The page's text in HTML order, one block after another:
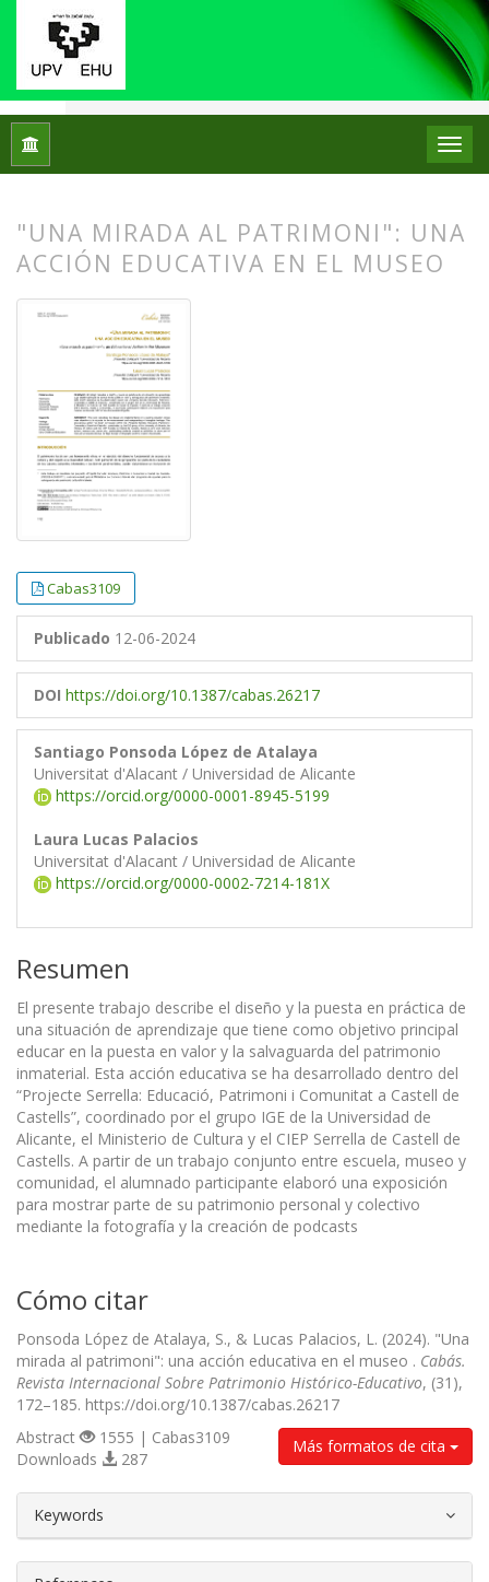
Inicio Núm. 31 (2024): Monográfico: Didáctica
"UNA MIRADA AL PATRIMONI": UNA
ACCIÓN EDUCATIVA EN EL MUSEO
Cabas3109
Publicado 12-06-2024
DOI https://doi.org/10.1387/cabas.26217
Santiago Ponsoda López de Atalaya
Universitat d'Alacant / Universidad de Alicante
https://orcid.org/0000-0001-8945-5199
Laura Lucas Palacios
Universitat d'Alacant / Universidad de Alicante
https://orcid.org/0000-0002-7214-181X
Resumen
El presente trabajo describe el diseño y la puesta en práctica de
una situación de aprendizaje que tiene como objetivo principal
educar en la puesta en valor y la salvaguarda del patrimonio
inmaterial. Esta acción educativa se ha desarrollado dentro del
“Projecte Serrella: Educació, Patrimoni i Comunitat a Castell de
Castells”, coordinado por el grupo IGE de la Universidad de
Alicante, el Ministerio de Cultura y el CIEP Serrella de Castell de
Castells. A partir de un trabajo conjunto entre escuela, museo y
comunidad, el alumnado participante elaboró una exposición
para mostrar parte de su patrimonio personal y colectivo
mediante la fotografía y la creación de podcasts
Cómo citar
Ponsoda López de Atalaya, S., & Lucas Palacios, L. (2024). "Una
mirada al patrimoni": una acción educativa en el museo . Cabás.
Revista Internacional Sobre Patrimonio Histórico-Educativo, (31),
172–185. https://doi.org/10.1387/cabas.26217
Más formatos de cita
Abstract
1555 | Cabas3109
Downloads
287
Keywords